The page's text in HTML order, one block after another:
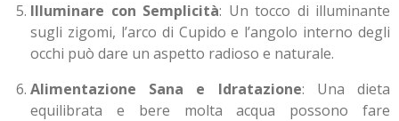
Illuminare con Semplicità: Un tocco di illuminante
sugli zigomi, l’arco di Cupido e l’angolo interno degli
occhi può dare un aspetto radioso e naturale.
Alimentazione Sana e Idratazione: Una dieta
equilibrata e bere molta acqua possono fare